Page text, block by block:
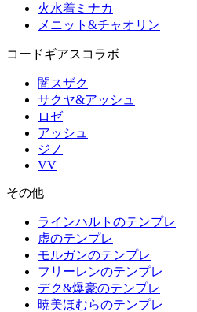
火水着ミナカ
メニット&チャオリン
コードギアスコラボ
闇スザク
サクヤ&アッシュ
ロゼ
アッシュ
ジノ
VV
その他
ラインハルトのテンプレ
虚のテンプレ
モルガンのテンプレ
フリーレンのテンプレ
デク&爆豪のテンプレ
暁美ほむらのテンプレ